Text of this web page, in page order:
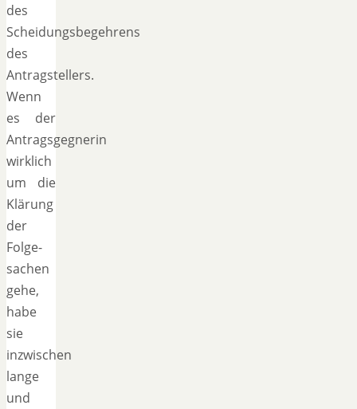
des
Scheidungsbegehrens
des
Antragstellers.
Wenn
es der
Antragsgegnerin
wirklich
um die
Klärung
der
Folge-
sachen
gehe,
habe
sie
inzwischen
lange
und